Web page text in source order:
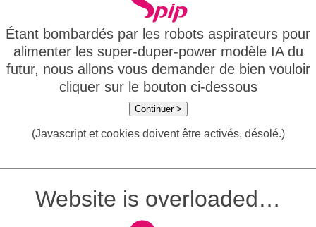
Étant bombardés par les robots aspirateurs pour
alimenter les super-duper-power modèle IA du
futur, nous allons vous demander de bien vouloir
cliquer sur le bouton ci-dessous
Continuer >
(Javascript et cookies doivent être activés, désolé.)
Website is overloaded…